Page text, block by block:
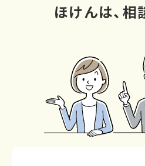
ほけんは、相